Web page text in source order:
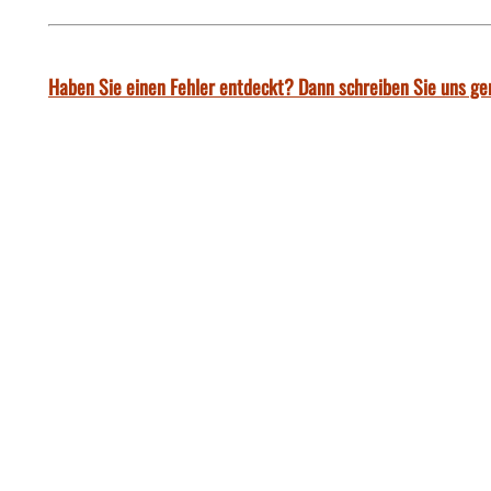
Haben Sie einen Fehler entdeckt? Dann schreiben Sie uns